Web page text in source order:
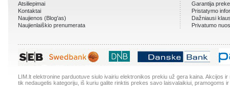
Atsiliepimai
Kontaktai
Naujienos (Blog'as)
Naujienlaiškio prenumerata
Garantija
Pristatymo
Dažniausi
Privatumo
LIM.lt elektronine parduotuve siulo ivairiu elektronikos prekiu už gera kaina. Akcijos
tik nedaugelis kategoriju, iš kuriu galite rinktis prekes savo laisvalaikiui, pramogoms ir